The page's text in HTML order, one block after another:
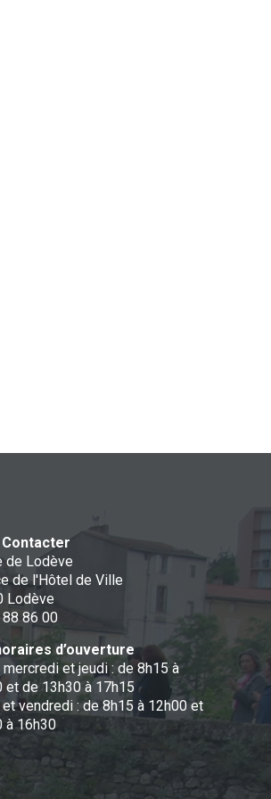
Contacter
de Lodève
de l'Hôtel de Ville
Lodève
86 00
d’ouverture
mercredi et jeudi : de 8h15 à
et de 13h30 à 17h15
vendredi : de 8h15 à 12h00 et
à 16h30